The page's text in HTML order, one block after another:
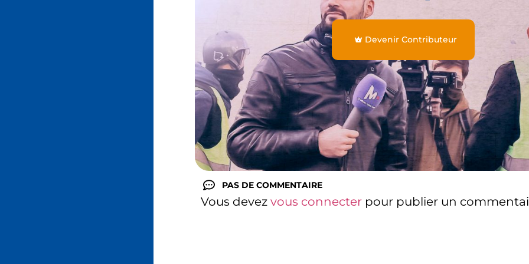
Devenir Contributeur
PAS DE COMMENTAIRE
Vous devez vous connecter pour publier un